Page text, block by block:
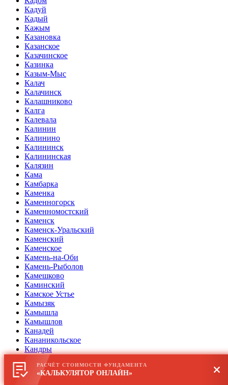
Кадуй
Кадый
Кажым
Казановка
Казанское
Казачинское
Казинка
Казым-Мыс
Калач
Калачинск
Калашниково
Калга
Калевала
Калинин
Калинино
Калининск
Калининская
Калязин
Кама
Камбарка
Каменка
Каменногорск
Каменномостский
Каменск
Каменск-Уральский
Каменский
Каменское
Камень-на-Оби
Камень-Рыболов
Камешково
Каминский
Камское Устье
Камызяк
Камышла
Камышлов
Канадей
Кананикольское
Кандры
Каневская
Кантемировка
Капустин Яр
РАСЧЁТ СТОИМОСТИ ФУНДАМЕНТА
«КАЛЬКУЛЯТОР ОНЛАЙН»